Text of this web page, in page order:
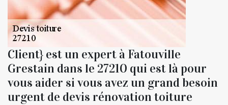
Client} est un expert à Fatouville
Grestain dans le 27210 qui est là pour
vous aider si vous avez un grand besoin
urgent de devis rénovation toiture